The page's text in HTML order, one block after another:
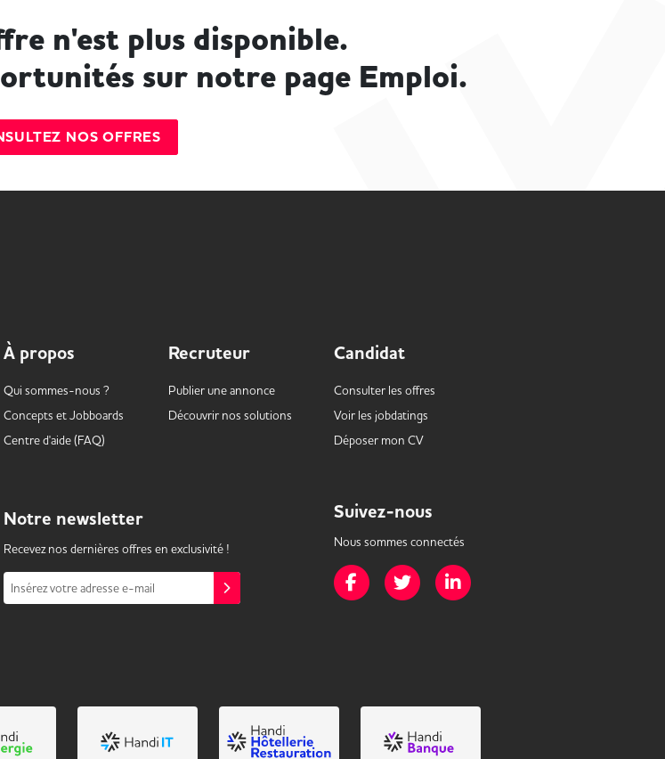
n'est plus disponible.
sur notre page Emploi.
NOS OFFRES
À propos
Qui sommes-nous ?
Concepts etJobboards
Centre d'aide (FAQ)
Recruteur
Publier une annonce
Découvrir nos solutions
Candidat
Consulter les offres
Voir les jobdatings
Déposer mon CV
Notre newsletter
Recevez nos dernières offres en exclusivité !
Insérez votre adresse e-mail
Suivez-nous
Nous sommes connectés
Page Facebook de Mission Handicap
Page Twitter de Mission Handicap